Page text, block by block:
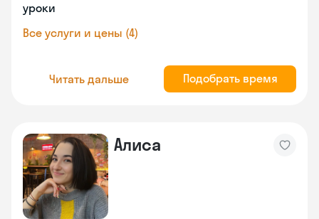
уроки
Все услуги и цены (4)
Читать дальше Подобрать время
Алиса